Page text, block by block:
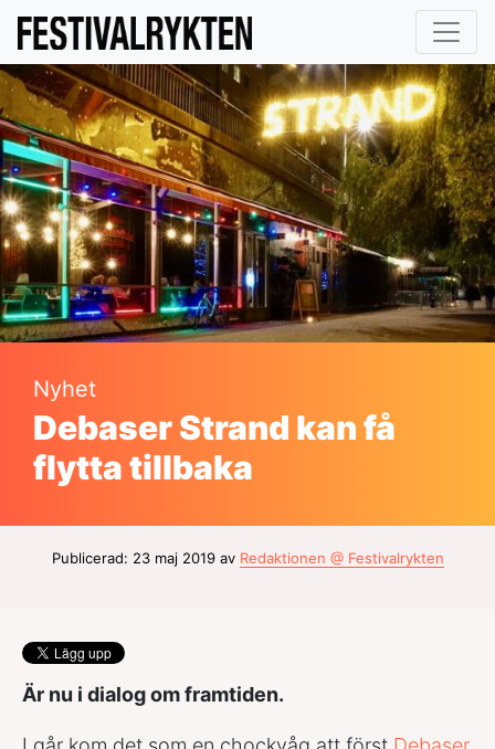
Nyhet
Debaser Strand kan få
flytta tillbaka
Publicerad: 23 maj 2019 av Redaktionen @ Festivalrykten
Är nu i dialog om framtiden.